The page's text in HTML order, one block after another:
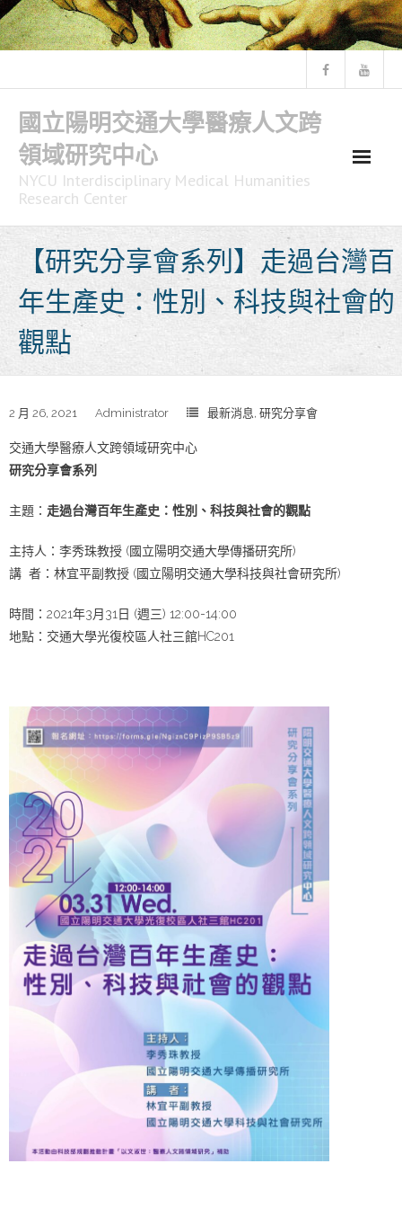
Skip
to
content
國立陽明交通大學醫療人文跨
領域研究中心
NYCU Interdisciplinary Medical Humanities
Research Center
【研究分享會系列】走過台灣百
年生產史：性別、科技與社會的
觀點
2 月 26, 2021 Administrator 最新消息, 研究分享會
交通大學醫療人文跨領域研究中心
研究分享會系列
主題： 走過台灣百年生產史：性別、科技與社會的觀點
主持人：李秀珠教授 (國立陽明交通大學傳播研究所)
講 者：林宜平副教授 (國立陽明交通大學科技與社會研究所)
時間：2021年3月31日 (週三) 12:00-14:00
地點：交通大學光復校區人社三館HC201